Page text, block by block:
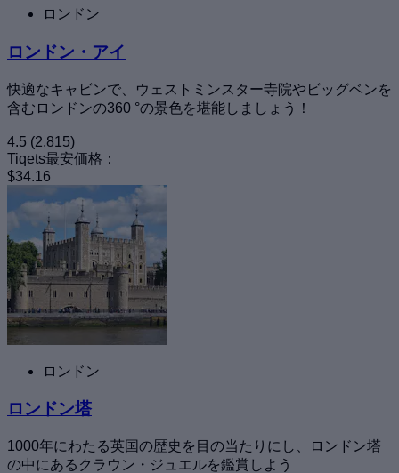
ロンドン
ロンドン・アイ
快適なキャビンで、ウェストミンスター寺院やビッグベンを
含むロンドンの360 °の景色を堪能しましょう！
4.5 (2,815)
Tiqets最安価格：
$34.16
ロンドン
ロンドン塔
1000年にわたる英国の歴史を目の当たりにし、ロンドン塔
の中にあるクラウン・ジュエルを鑑賞しよう